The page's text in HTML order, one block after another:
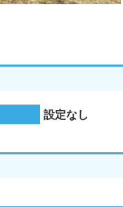
設定なし